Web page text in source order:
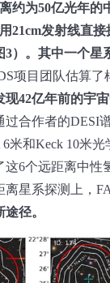
约为50亿光年的
21cm发射线直
3）。其中一个星
项目团队估算了
现42亿年前的宇
过合作者的DESI
6米和Keck 10米
这6个远距离中性
离星系探测上，
径。